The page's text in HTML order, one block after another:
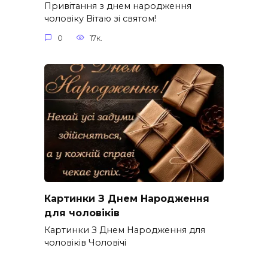
Привітання з днем народження
чоловіку Вітаю зі святом!
0 17к.
Картинки З Днем Народження
для чоловіків​
Картинки З Днем Народження для
чоловіків​ Чоловічі